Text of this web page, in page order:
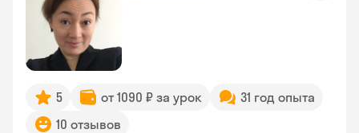
5 от 1090 ₽ за урок
31 год опыта
10 отзывов